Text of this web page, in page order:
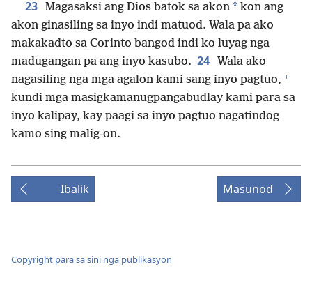
23 Magasaksi ang Dios batok sa akon * kon ang
akon ginasiling sa inyo indi matuod. Wala pa ako
makakadto sa Corinto bangod indi ko luyag nga
madugangan pa ang inyo kasubo. 24 Wala ako
nagasiling nga mga agalon kami sang inyo pagtuo, +
kundi mga masigkamanugpangabudlay kami para sa
inyo kalipay, kay paagi sa inyo pagtuo nagatindog
kamo sing malig-on.
Ibalik Masunod
Copyright para sa sini nga publikasyon